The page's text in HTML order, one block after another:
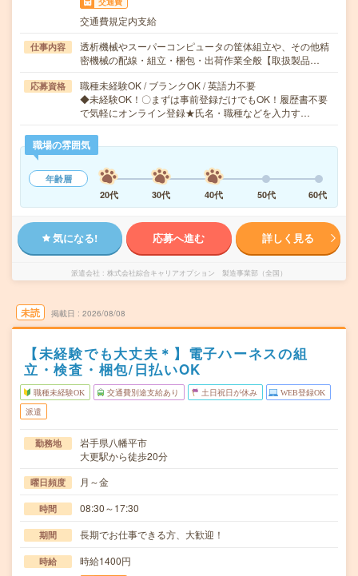
交通費規定内支給
仕事内容
透析機械やスーパーコンピュータの筐体組立や、その他精
密機械の配線・組立・梱包・出荷作業全般【取扱製品…
応募資格
職種未経験OK / ブランクOK / 英語力不要
◆未経験OK！〇まずは事前登録だけでもOK！履歴書不要
で気軽にオンライン登録★氏名・職種などを入力す…
職場の雰囲気
年齢層
20代
30代 40代 50代 60代
気になる! 応募へ進む 詳しく見る
派遣会社 株式会社綜合キャリアオプション 製造事業部（全国）
未読 掲載日 2026/08/08
【未経験でも大丈夫＊】電子ハーネスの組
立・検査・梱包/日払いOK
職種未経験OK 交通費別途支給あり 土日祝日が休み WEB登録OK
派遣
勤務地
岩手県八幡平市
大更駅から徒歩20分
曜日頻度 月～金
時間 08:30～17:30
期間 長期でお仕事できる方、大歓迎！
時給 時給1400円